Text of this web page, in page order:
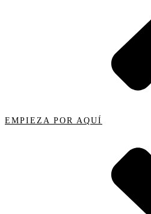
EMPIEZA POR AQUÍ